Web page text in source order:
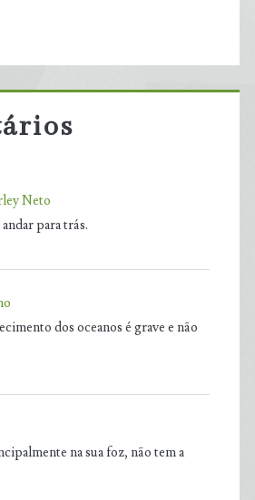
Neto
para trás.
dos oceanos é grave e não
na sua foz, não tem a